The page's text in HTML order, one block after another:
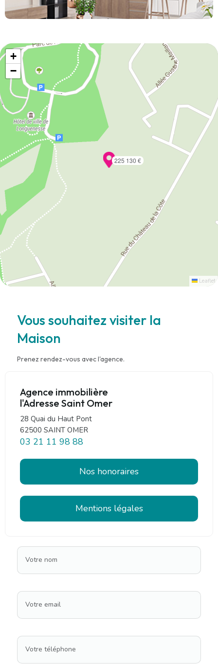
225 130 €
+
−
Leaflet
Vous souhaitez visiter la
Maison
Prenez rendez-vous avec l'agence.
Agence immobilière
l'Adresse Saint Omer
28 Quai du Haut Pont
62500 SAINT OMER
03 21 11 98 88
Nos honoraires
Mentions légales
Votre nom
Votre email
Votre téléphone